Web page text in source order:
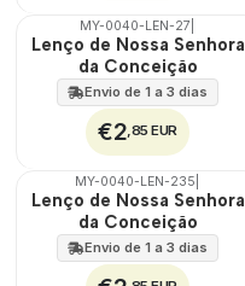
🇵🇹
100%
MY-0040-LEN-27
Lenço de Nossa Senhora
da Conceição
Envio de 1 a 3 dias
€2,85 EUR
🇵🇹
100%
MY-0040-LEN-235
Lenço de Nossa Senhora
da Conceição
Envio de 1 a 3 dias